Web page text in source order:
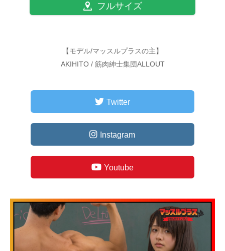
フルサイズ
【モデル/マッスルプラスの主】
AKIHITO / 筋肉紳士集団ALLOUT
Twitter
Instagram
Youtube